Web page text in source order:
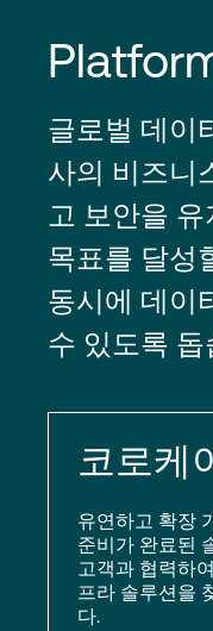
글로벌 데이
사의 비즈니
고 보안을
목표를 달성
동시에 데이
수 있도록 돕
코로케
유연하고 확장
준비가 완료된
고객과 협력하
프라 솔루션을
다.